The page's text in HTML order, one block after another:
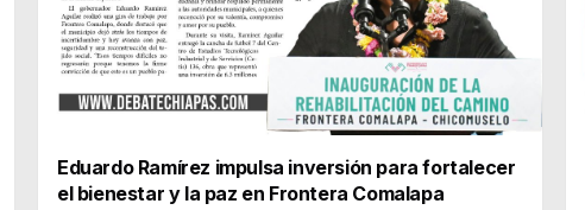
Eduardo Ramírez impulsa inversión para fortalecer
el bienestar y la paz en Frontera Comalapa